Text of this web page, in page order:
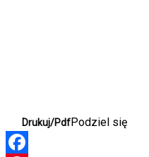
Drukuj/PdfPodziel się